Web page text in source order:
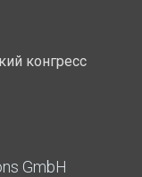
конгресс
GmbH